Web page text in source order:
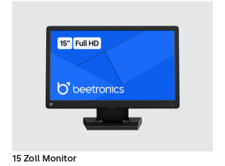
15 Zoll Monitor